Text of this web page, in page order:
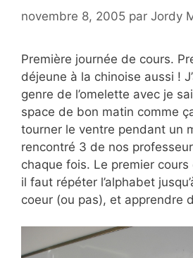
novembre 8, 2005 par Jordy
Première journée de cours.
déjeune à la chinoise aussi !
genre de l’omelette avec je
space de bon matin comme
tourner le ventre pendant un
rencontré 3 de nos
chaque fois. Le premier
il faut répéter l’alphabet
coeur (ou pas), et apprendre